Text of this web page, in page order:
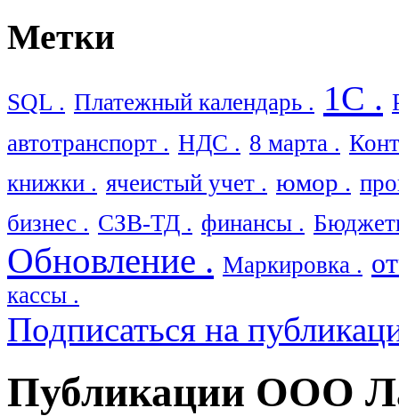
Метки
SQL . Платежный календарь . 1С .
автотранспорт . НДС . 8 марта .
книжки . ячеистый учет . юмор .
бизнес . СЗВ-ТД . финансы .
Обновление . Маркировка .
кассы .
Подписаться на
Публикации ООО